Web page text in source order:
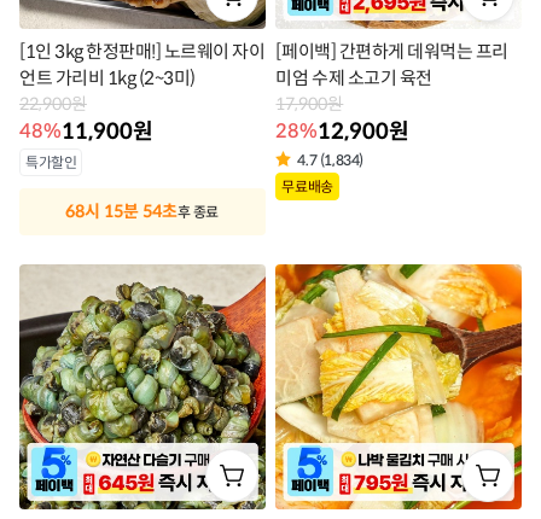
[1인 3kg 한정판매!] 노르웨이 자이
언트 가리비 1kg (2~3미)
22,900원
48%11,900원
상
벨
특가할인
68시 15분 53초후 종료
[페이백] 간편하게 데워먹는 프리
미엄 수제 소고기 육전
17,900원
28%12,900원
4.7 (1,834)
상
라
벨
무료배송